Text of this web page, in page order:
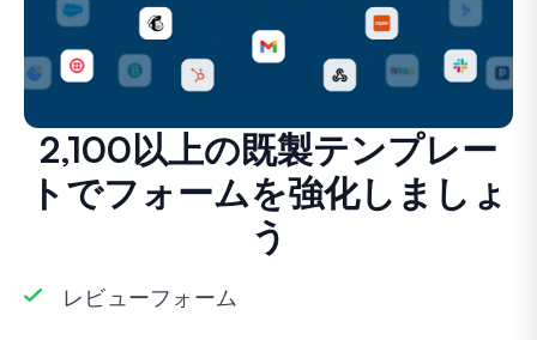
2,100以上の既製テンプレー
トでフォームを強化しましょ
う
レビューフォーム